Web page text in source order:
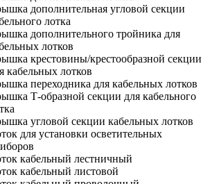
дополнительная угловой секции
лотка
дополнительного тройника для
лотков
крестовины/крестообразной секции
кабельных лотков
переходника для кабельных лотков
Т-образной секции для кабельного
угловой секции кабельных лотков
для установки осветительных
кабельный лестничный
кабельный листовой